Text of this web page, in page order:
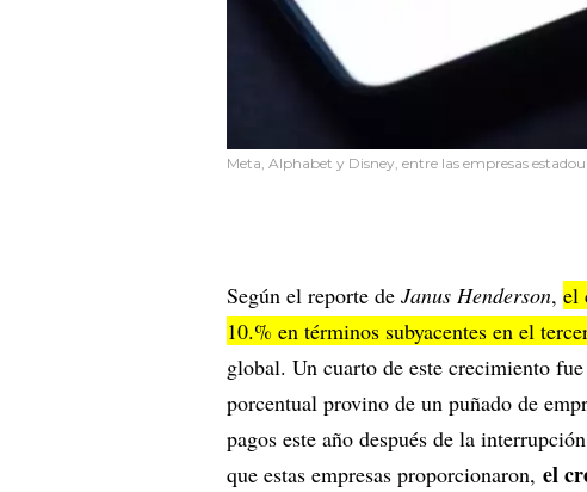
Meta, Alphabet y Disney, entre las empresas
Según el reporte de Janus Henderson, el
10.% en términos subyacentes en el
global. Un cuarto de este crecimiento
porcentual provino de un puñado de
pagos este año después de la
que estas empresas proporcionaron, el